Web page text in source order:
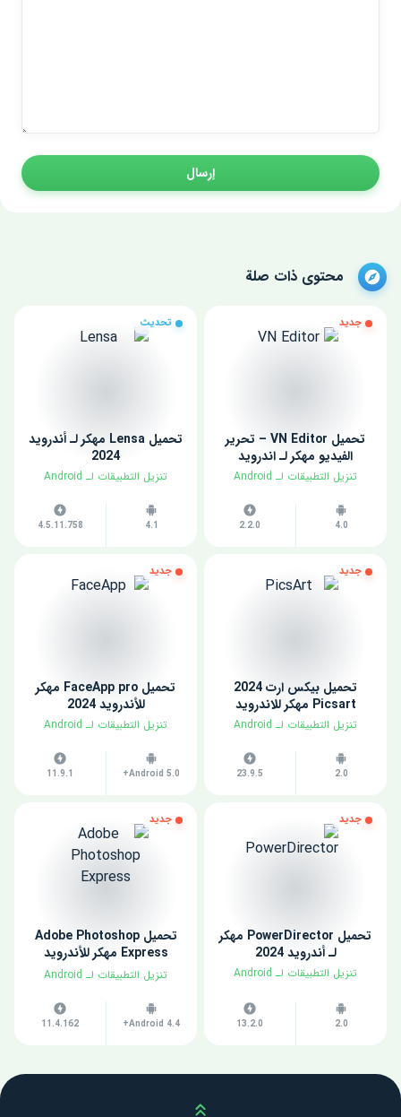
إرسال
محتوى ذات صلة
جديد
تحميل VN Editor – تحرير
الفيديو مهكر لـ اندرويد
​تنزيل التطبيقات لـ ​Android
4.0
2.2.0
تحديث
تحميل Lensa مهكر لـ أندرويد
2024
​تنزيل التطبيقات لـ ​Android
4.1
4.5.11.758
جديد
تحميل بيكس ارت 2024
Picsart مهكر للاندرويد
​تنزيل التطبيقات لـ ​Android
2.0
23.9.5
جديد
تحميل FaceApp pro مهكر
للأندرويد 2024
​تنزيل التطبيقات لـ ​Android
Android 5.0+
11.9.1
جديد
تحميل PowerDirector مهكر
لـ أندرويد 2024
​تنزيل التطبيقات لـ ​Android
2.0
13.2.0
جديد
تحميل Adobe Photoshop
Express مهكر للأندرويد
2024
​تنزيل التطبيقات لـ ​Android
Android 4.4+
11.4.162
Scroll up